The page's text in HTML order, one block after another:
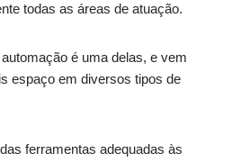
todas as áreas de atuação.
é uma delas, e vem
espaço em diversos tipos de
ferramentas adequadas às